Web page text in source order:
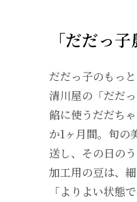
「だだっ
だだっ子のもっ
清川屋の「だだ
餡に使うだだち
か1ヶ月間。旬の
送し、その日の
加工用の豆は、
「よりよい状態